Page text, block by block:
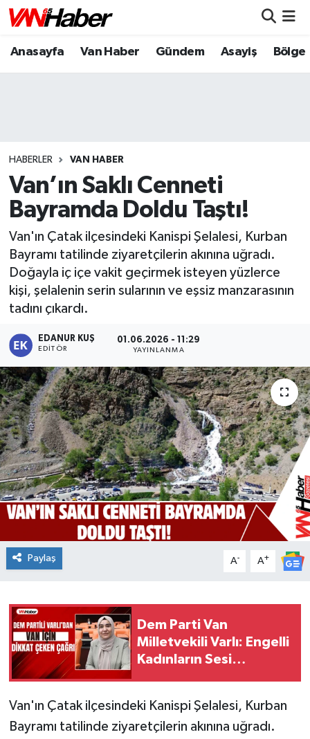
Anasayfa Van Haber Gündem Asayiş Bölge
HABERLER VAN HABER
Van’ın Saklı Cenneti
Bayramda Doldu Taştı!
Van'ın Çatak ilçesindeki Kanispi Şelalesi, Kurban
Bayramı tatilinde ziyaretçilerin akınına uğradı.
Doğayla iç içe vakit geçirmek isteyen yüzlerce
kişi, şelalenin serin sularının ve eşsiz manzarasının
tadını çıkardı.
EDANUR KUŞ
EDITÖR
01.06.2026 - 11:29
YAYINLANMA
Paylaş A- A+
Dem Parti Van
Milletvekili Varlı: Engelli
Kadınların Sesi
Van'ın Çatak ilçesindeki Kanispi Şelalesi, Kurban
Bayramı tatilinde ziyaretçilerin akınına uğradı.
Nöbetçi Eczaneler
Puan Durumu ve Fikstür
Tüm Manşetler
Son Dakika Haberleri